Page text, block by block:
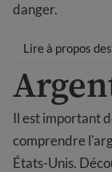
danger.
Lire à propos
Il est important
comprendre
États-Unis.